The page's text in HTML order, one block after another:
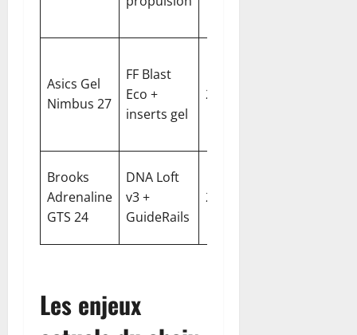
Asics Gel
Nimbus 27
FF Blast
Eco +
inserts gel
295
Brooks
Adrenaline
GTS 24
DNA Loft
v3 +
GuideRails
292
Les enjeux